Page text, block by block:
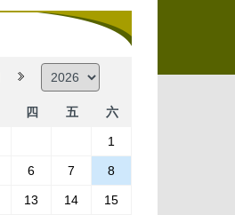
四 五 六
1
6 7 8
13 14 15